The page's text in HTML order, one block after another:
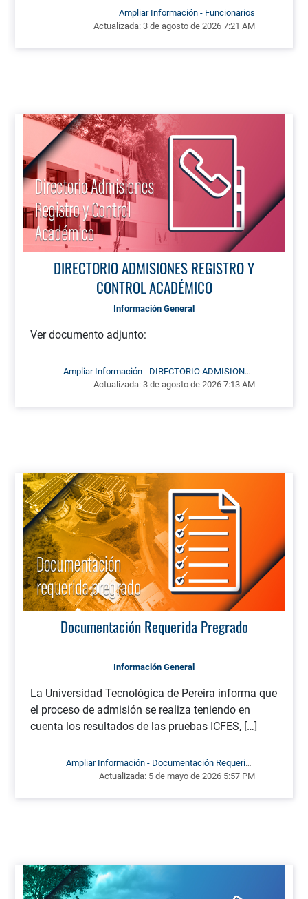
Ampliar Información - Funcionarios
Actualizada: 3 de agosto de 2026 7:21 AM
DIRECTORIO ADMISIONES REGISTRO Y
CONTROL ACADÉMICO
Información General
Ver documento adjunto:
Ampliar Información - DIRECTORIO ADMISIONES
REGISTRO Y CONTROL ACADÉMICO
Actualizada: 3 de agosto de 2026 7:13 AM
Documentación Requerida Pregrado
Información General
La Universidad Tecnológica de Pereira informa que
el proceso de admisión se realiza teniendo en
cuenta los resultados de las pruebas ICFES, […]
Ampliar Información - Documentación Requerida
Pregrado
Actualizada: 5 de mayo de 2026 5:57 PM